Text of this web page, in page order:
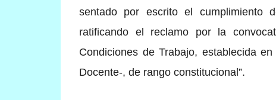
sentado por escrito el
ratificando el reclamo por la
Condiciones de Trabajo, establecida
Docente-, de rango constitucional”.